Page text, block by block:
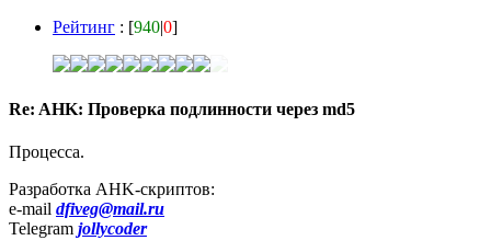
Рейтинг : [940|0]
Re: AHK: Проверка подлинности через md5
Процесса.
Разработка AHK-скриптов:
e-mail dfiveg@mail.ru
Telegram jollycoder